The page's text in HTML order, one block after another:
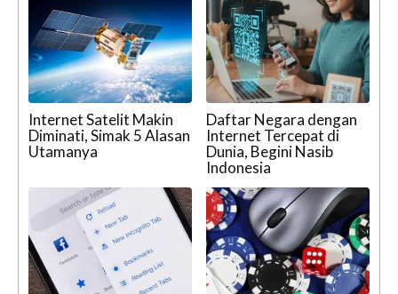
Internet Satelit Makin
Diminati, Simak 5 Alasan
Utamanya
Daftar Negara dengan
Internet Tercepat di
Dunia, Begini Nasib
Indonesia